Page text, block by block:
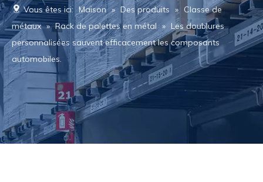
Vous êtes ici: Maison » Des produits » Classe de
métaux » Rack de palettes en métal » Les doublures
personnalisées sauvent efficacement les composants
automobiles.